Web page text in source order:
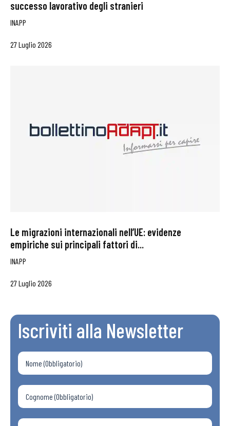
successo lavorativo degli stranieri
INAPP
27 Luglio 2026
Le migrazioni internazionali nell’UE: evidenze
empiriche sui principali fattori di...
INAPP
27 Luglio 2026
Iscriviti alla Newsletter